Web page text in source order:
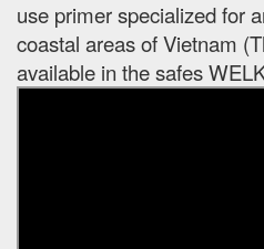
use primer specialized for
coastal areas of Vietnam
available in the safes